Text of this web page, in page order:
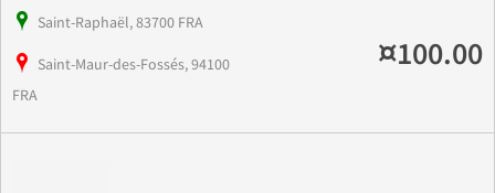
Saint-Raphaël, 83700 FRA
Saint-Maur-des-Fossés, 94100
FRA
¤100.00